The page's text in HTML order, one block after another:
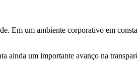
Em um ambiente corporativo em
ainda um importante avanço na